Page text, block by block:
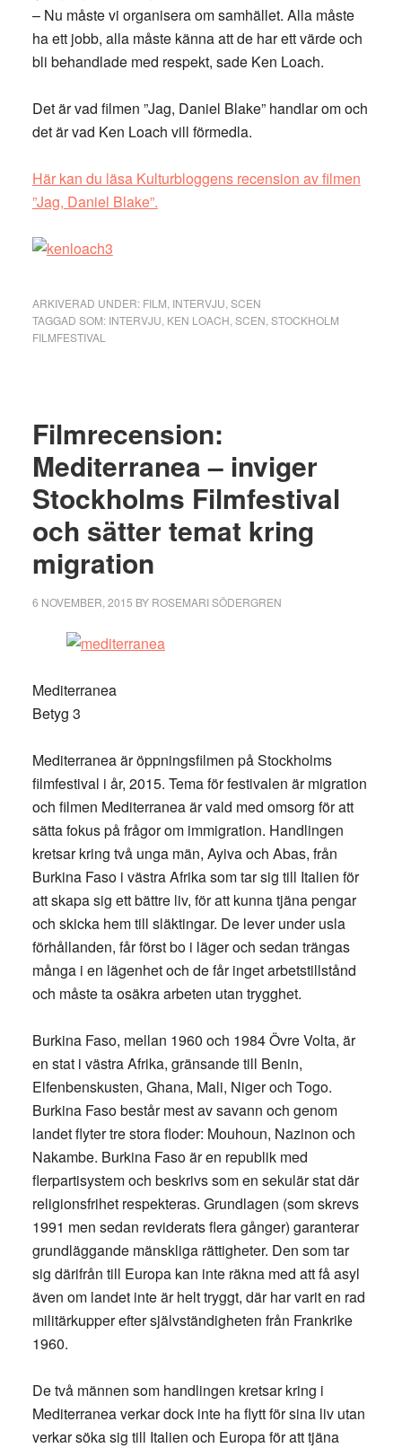
– Nu måste vi organisera om samhället. Alla måste
ha ett jobb, alla måste känna att de har ett värde och
bli behandlade med respekt, sade Ken Loach.
Det är vad filmen ”Jag, Daniel Blake” handlar om och
det är vad Ken Loach vill förmedla.
Här kan du läsa Kulturbloggens recension av filmen
”Jag, Daniel Blake”.
ARKIVERAD UNDER: FILM INTERVJU SCEN
TAGGAD SOM: INTERVJU KEN LOACH SCEN STOCKHOLM
FILMFESTIVAL
Filmrecension:
Mediterranea – inviger
Stockholms Filmfestival
och sätter temat kring
migration
6 NOVEMBER, 2015 BY ROSEMARI SÖDERGREN
Mediterranea
Betyg 3
Mediterranea är öppningsfilmen på Stockholms
filmfestival i år, 2015. Tema för festivalen är migration
och filmen Mediterranea är vald med omsorg för att
sätta fokus på frågor om immigration. Handlingen
kretsar kring två unga män, Ayiva och Abas, från
Burkina Faso i västra Afrika som tar sig till Italien för
att skapa sig ett bättre liv, för att kunna tjäna pengar
och skicka hem till släktingar. De lever under usla
förhållanden, får först bo i läger och sedan trängas
många i en lägenhet och de får inget arbetstillstånd
och måste ta osäkra arbeten utan trygghet.
Burkina Faso, mellan 1960 och 1984 Övre Volta, är
en stat i västra Afrika, gränsande till Benin,
Elfenbenskusten, Ghana, Mali, Niger och Togo.
Burkina Faso består mest av savann och genom
landet flyter tre stora floder: Mouhoun, Nazinon och
Nakambe. Burkina Faso är en republik med
flerpartisystem och beskrivs som en sekulär stat där
religionsfrihet respekteras. Grundlagen (som skrevs
1991 men sedan reviderats flera gånger) garanterar
grundläggande mänskliga rättigheter. Den som tar
sig därifrån till Europa kan inte räkna med att få asyl
även om landet inte är helt tryggt, där har varit en rad
militärkupper efter självständigheten från Frankrike
1960.
De två männen som handlingen kretsar kring i
Mediterranea verkar dock inte ha flytt för sina liv utan
verkar söka sig till Italien och Europa för att tjäna